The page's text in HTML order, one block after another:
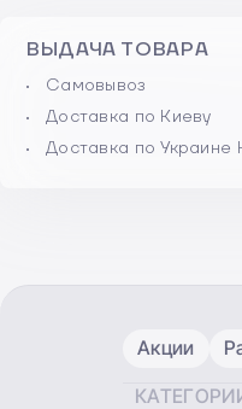
ВЫДАЧА ТОВАРА
Самовывоз
Доставка по Киеву
Доставка по Украине
Акции